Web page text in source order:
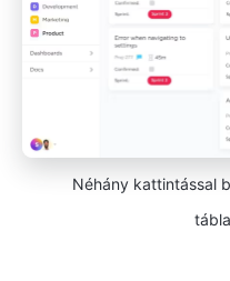
Néhány kattintással